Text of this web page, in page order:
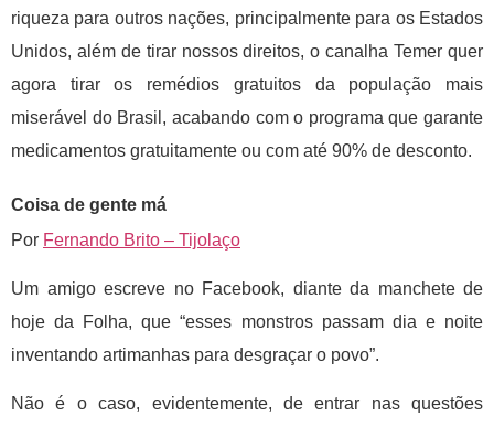
riqueza para outros nações, principalmente para os Estados
Unidos, além de tirar nossos direitos, o canalha Temer quer
agora tirar os remédios gratuitos da população mais
miserável do Brasil, acabando com o programa que garante
medicamentos gratuitamente ou com até 90% de desconto.
Coisa de gente má
Por Fernando Brito – Tijolaço
Um amigo escreve no Facebook, diante da manchete de
hoje da Folha, que “esses monstros passam dia e noite
inventando artimanhas para desgraçar o povo”.
Não é o caso, evidentemente, de entrar nas questões